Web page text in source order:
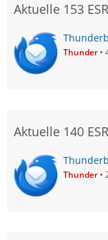
Aktuelle 153
Thunder
Aktuelle 140
Thunder